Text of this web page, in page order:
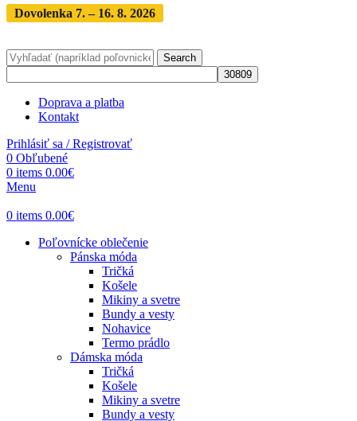
Dovolenka 7. – 16. 8. 2026
Search
Doprava a platba
Kontakt
Prihlásiť sa / Registrovať
0 Obľubené
0 items 0.00€
Menu
0 items 0.00€
Poľovnícke oblečenie
Pánska móda
Tričká
Košele
Mikiny a svetre
Bundy a vesty
Nohavice
Termo prádlo
Dámska móda
Tričká
Košele
Mikiny a svetre
Bundy a vesty